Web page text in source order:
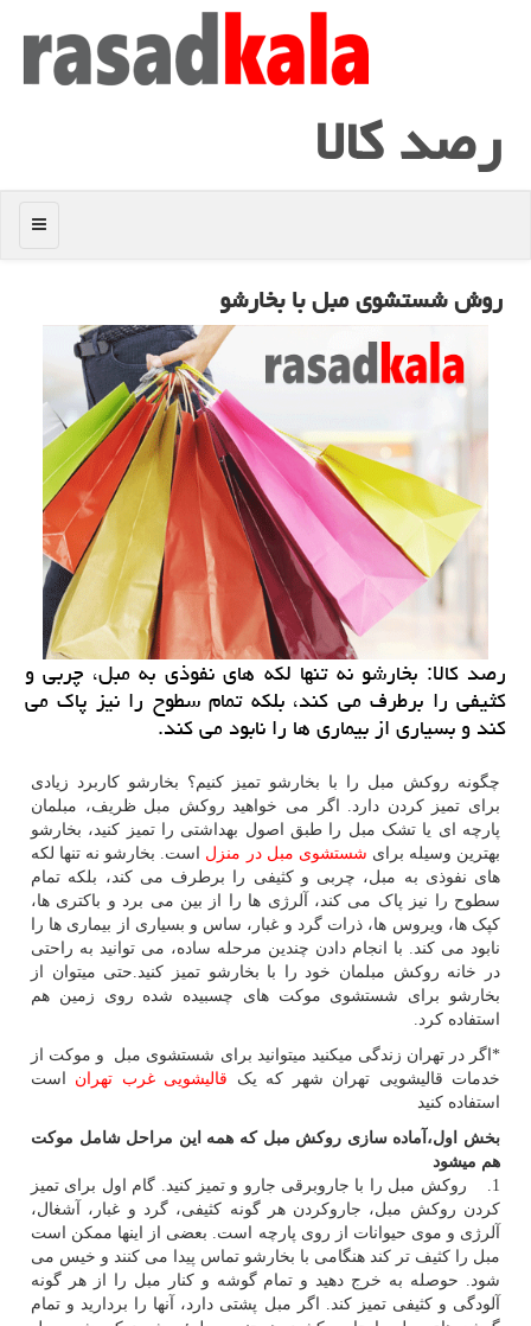
رصد كالا
منو
روش شستشوی مبل با بخارشو
رصد كالا: بخارشو نه تنها لكه های نفوذی به مبل، چربی و
كثیفی را برطرف می كند، بلكه تمام سطوح را نیز پاك می
كند و بسیاری از بیماری ها را نابود می كند.
چگونه روکش مبل را با بخارشو تمیز کنیم؟ بخارشو کاربرد زیادی
برای تمیز کردن دارد. اگر می خواهید روکش مبل ظریف، مبلمان
پارچه ای یا تشک مبل را طبق اصول بهداشتی را تمیز کنید، بخارشو
بهترین وسیله برای شستشوی مبل در منزل است. بخارشو نه تنها لکه
های نفوذی به مبل، چربی و کثیفی را برطرف می کند، بلکه تمام
سطوح را نیز پاک می کند، آلرژی ها را از بین می برد و باکتری ها،
کپک ها، ویروس ها، ذرات گرد و غبار، ساس و بسیاری از بیماری ها را
نابود می کند. با انجام دادن چندین مرحله ساده، می توانید به راحتی
در خانه روکش مبلمان خود را با بخارشو تمیز کنید.حتی میتوان از
بخارشو برای شستشوی موکت های چسبیده شده روی زمین هم
استفاده کرد.
*اگر در تهران زندگی میکنید میتوانید برای شستشوی مبل و موکت از
خدمات قالیشویی تهران شهر که یک قالیشویی غرب تهران است
استفاده کنید
بخش اول،آماده سازی روکش مبل که همه این مراحل شامل موکت
هم میشود
1. روکش مبل را با جاروبرقی جارو و تمیز کنید. گام اول برای تمیز
کردن روکش مبل، جاروکردن هر گونه کثیفی، گرد و غبار، آشغال،
آلرژی و موی حیوانات از روی پارچه است. بعضی از اینها ممکن است
مبل را کثیف تر کند هنگامی با بخارشو تماس پیدا می کنند و خیس می
شود. حوصله به خرج دهید و تمام گوشه و کنار مبل را از هر گونه
آلودگی و کثیفی تمیز کند. اگر مبل پشتی دارد، آنها را بردارید و تمام